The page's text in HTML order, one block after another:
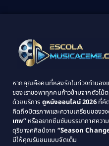
Classic หนั
Classic หนัง
Classic หนัง
Comedy
Comedy
1995
1993
1989
1987
1985
1983
หากคุณคือคนที่หลงรักในท่วงทำนองแ
ของเราขอพาทุกคนก้าวข้ามจากตัวโ
ด้วยบริการ ดูหนังออนไลน์ 2026ที่คัด
คิดถึงมิตรภาพและความเกรียนของว
เทพ”หรืออยากซึมซับบรรยากาศควา
ดุริยางคศิลป์จาก “Season
มีให้คุณรับชมแบบจัดเต็ม